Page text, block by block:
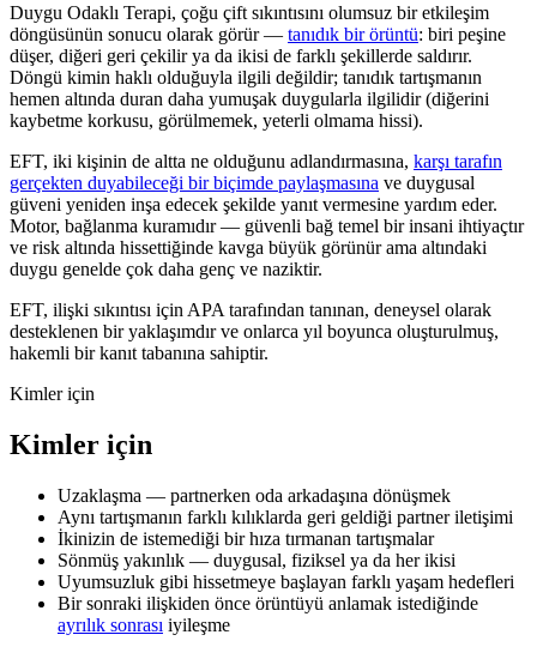
Duygu Odaklı Terapi, çoğu çift sıkıntısını olumsuz bir etkileşim
döngüsünün sonucu olarak görür — tanıdık bir örüntü: biri peşine
düşer, diğeri geri çekilir ya da ikisi de farklı şekillerde saldırır.
Döngü kimin haklı olduğuyla ilgili değildir; tanıdık tartışmanın
hemen altında duran daha yumuşak duygularla ilgilidir (diğerini
kaybetme korkusu, görülmemek, yeterli olmama hissi).
EFT, iki kişinin de altta ne olduğunu adlandırmasına, karşı tarafın
gerçekten duyabileceği bir biçimde paylaşmasına ve duygusal
güveni yeniden inşa edecek şekilde yanıt vermesine yardım eder.
Motor, bağlanma kuramıdır — güvenli bağ temel bir insani ihtiyaçtır
ve risk altında hissettiğinde kavga büyük görünür ama altındaki
duygu genelde çok daha genç ve naziktir.
EFT, ilişki sıkıntısı için APA tarafından tanınan, deneysel olarak
desteklenen bir yaklaşımdır ve onlarca yıl boyunca oluşturulmuş,
hakemli bir kanıt tabanına sahiptir.
Kimler için
Kimler için
Uzaklaşma — partnerken oda arkadaşına dönüşmek
Aynı tartışmanın farklı kılıklarda geri geldiği partner iletişimi
İkinizin de istemediği bir hıza tırmanan tartışmalar
Sönmüş yakınlık — duygusal, fiziksel ya da her ikisi
Uyumsuzluk gibi hissetmeye başlayan farklı yaşam hedefleri
Bir sonraki ilişkiden önce örüntüyü anlamak istediğinde
ayrılık sonrası iyileşme